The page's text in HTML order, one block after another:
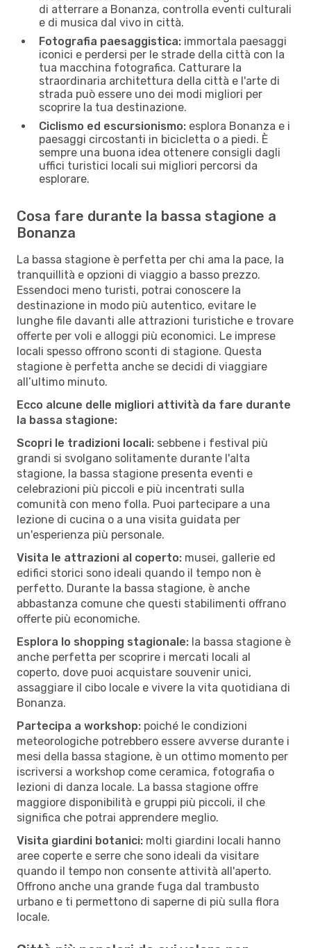
di atterrare a Bonanza, controlla eventi culturali
e di musica dal vivo in città.
Fotografia paesaggistica: immortala paesaggi
iconici e perdersi per le strade della città con la
tua macchina fotografica. Catturare la
straordinaria architettura della città e l'arte di
strada può essere uno dei modi migliori per
scoprire la tua destinazione.
Ciclismo ed escursionismo: esplora Bonanza e i
paesaggi circostanti in bicicletta o a piedi. È
sempre una buona idea ottenere consigli dagli
uffici turistici locali sui migliori percorsi da
esplorare.
Cosa fare durante la bassa stagione a
Bonanza
La bassa stagione è perfetta per chi ama la pace, la
tranquillità e opzioni di viaggio a basso prezzo.
Essendoci meno turisti, potrai conoscere la
destinazione in modo più autentico, evitare le
lunghe file davanti alle attrazioni turistiche e trovare
offerte per voli e alloggi più economici. Le imprese
locali spesso offrono sconti di stagione. Questa
stagione è perfetta anche se decidi di viaggiare
all’ultimo minuto.
Ecco alcune delle migliori attività da fare durante
la bassa stagione:
Scopri le tradizioni locali: sebbene i festival più
grandi si svolgano solitamente durante l'alta
stagione, la bassa stagione presenta eventi e
celebrazioni più piccoli e più incentrati sulla
comunità con meno folla. Puoi partecipare a una
lezione di cucina o a una visita guidata per
un'esperienza più personale.
Visita le attrazioni al coperto: musei, gallerie ed
edifici storici sono ideali quando il tempo non è
perfetto. Durante la bassa stagione, è anche
abbastanza comune che questi stabilimenti offrano
offerte più economiche.
Esplora lo shopping stagionale: la bassa stagione è
anche perfetta per scoprire i mercati locali al
coperto, dove puoi acquistare souvenir unici,
assaggiare il cibo locale e vivere la vita quotidiana di
Bonanza.
Partecipa a workshop: poiché le condizioni
meteorologiche potrebbero essere avverse durante i
mesi della bassa stagione, è un ottimo momento per
iscriversi a workshop come ceramica, fotografia o
lezioni di danza locale. La bassa stagione offre
maggiore disponibilità e gruppi più piccoli, il che
significa che potrai apprendere meglio.
Visita giardini botanici: molti giardini locali hanno
aree coperte e serre che sono ideali da visitare
quando il tempo non consente attività all'aperto.
Offrono anche una grande fuga dal trambusto
urbano e ti permettono di saperne di più sulla flora
locale.